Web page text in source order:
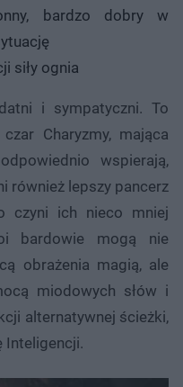
bardzo dobry w
siły ognia
i sympatyczni. To
Charyzmy, mająca
wspierają,
również lepszy pancerz
czyni ich nieco mniej
bardowie mogą nie
obrażenia magią, ale
miodowych słów i
alternatywnej ścieżki,
Inteligencji.